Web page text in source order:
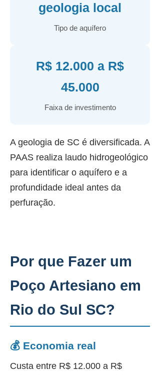
geologia local
Tipo de aquífero
R$ 12.000 a R$
45.000
Faixa de investimento
A geologia de SC é diversificada. A
PAAS realiza laudo hidrogeológico
para identificar o aquífero e a
profundidade ideal antes da
perfuração.
Por que Fazer um
Poço Artesiano em
Rio do Sul SC?
💰 Economia real
Custa entre R$ 12.000 a R$